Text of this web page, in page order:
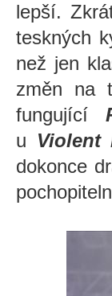
lepší.
teskných
než jen
změn na
fungující
u Violent
dokonce